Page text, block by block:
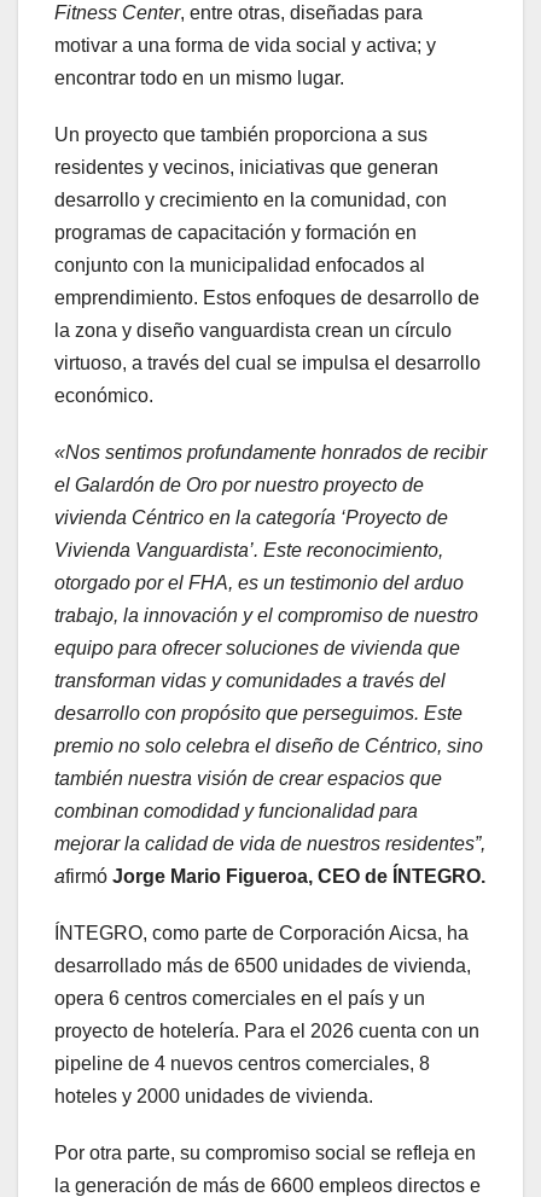
Fitness Center, entre otras, diseñadas para
motivar a una forma de vida social y activa; y
encontrar todo en un mismo lugar.
Un proyecto que también proporciona a sus
residentes y vecinos, iniciativas que generan
desarrollo y crecimiento en la comunidad, con
programas de capacitación y formación en
conjunto con la municipalidad enfocados al
emprendimiento. Estos enfoques de desarrollo de
la zona y diseño vanguardista crean un círculo
virtuoso, a través del cual se impulsa el desarrollo
económico.
«Nos sentimos profundamente honrados de recibir
el Galardón de Oro por nuestro proyecto de
vivienda Céntrico en la categoría ‘Proyecto de
Vivienda Vanguardista’. Este reconocimiento,
otorgado por el FHA, es un testimonio del arduo
trabajo, la innovación y el compromiso de nuestro
equipo para ofrecer soluciones de vivienda que
transforman vidas y comunidades a través del
desarrollo con propósito que perseguimos. Este
premio no solo celebra el diseño de Céntrico, sino
también nuestra visión de crear espacios que
combinan comodidad y funcionalidad para
mejorar la calidad de vida de nuestros residentes”,
afirmó Jorge Mario Figueroa, CEO de ÍNTEGRO.
ÍNTEGRO, como parte de Corporación Aicsa, ha
desarrollado más de 6500 unidades de vivienda,
opera 6 centros comerciales en el país y un
proyecto de hotelería. Para el 2026 cuenta con un
pipeline de 4 nuevos centros comerciales, 8
hoteles y 2000 unidades de vivienda.
Por otra parte, su compromiso social se refleja en
la generación de más de 6600 empleos directos e